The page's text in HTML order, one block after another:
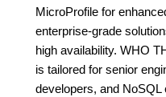
MicroProfile for
enterprise-grade
high availability. WHO
is tailored for senior
developers, and